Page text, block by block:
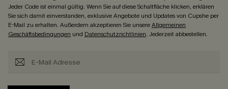
Jeder Code ist einmal gültig. Wenn Sie auf diese Schaltfläche klicken, erklären
Sie sich damit einverstanden, exklusive Angebote und Updates von Cupshe per
E-Mail zu erhalten. Außerdem akzeptieren Sie unsereAllgemeinen
Geschäftsbedingungen und Datenschutzrichtlinien. Jederzeit abbestellen.